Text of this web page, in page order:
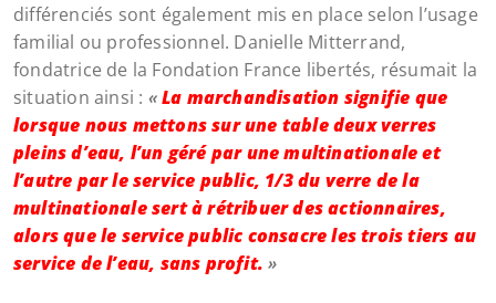
différenciés sont également mis en place selon l’usage
familial ou professionnel. Danielle Mitterrand,
fondatrice de la Fondation France libertés, résumait la
situation ainsi : «La marchandisation signifie que
lorsque nous mettons sur une table deux verres
pleins d’eau, l’un géré par une multinationale et
l’autre par le service public, 1/3 du verre de la
multinationale sert à rétribuer des actionnaires,
alors que le service public consacre les trois tiers au
service de l’eau, sans profit. »